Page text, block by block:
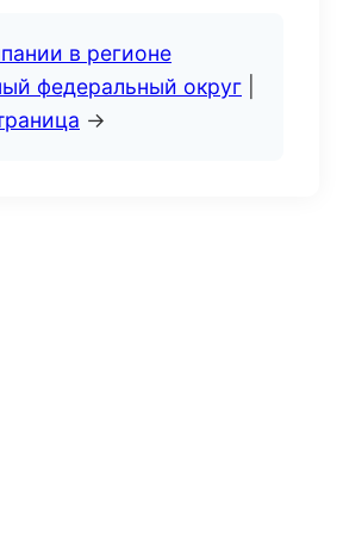
в регионе
федеральный округ
→